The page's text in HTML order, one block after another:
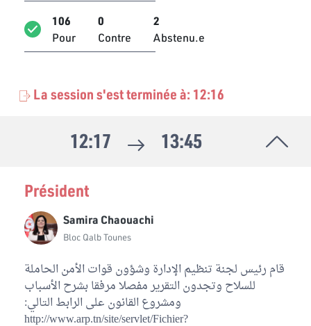
106
Pour
0
Contre
2
Abstenu.e
Latifa Habachi
Bloc Ennahdha
Maher Madhioub
Fathi Ayadi
Naoufel Jammali
Hayet Omri
Bloc Ennahdha
La session s'est terminée à: 12:16
12:17 13:45
قام رئيس لجنة تنظيم الإدارة وشؤون قوات الأمن الحاملة
للسلاح وتجدون التقرير مفصلا مرفقا بشرح الأسباب
ومشروع القانون على الرابط التالي:
http://www.arp.tn/site/servlet/Fichier?
Président
Samira Chaouachi
Bloc Qalb Tounes